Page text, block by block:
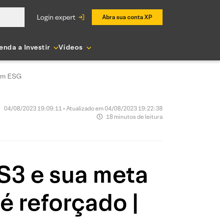
login expert Abra sua conta XP
a Investir Vídeos
ESG
04/08/2023 19:09:11 • Atualizado em 04/08/2023 19:22:38
18 minutos de leitura
e sua meta
reforçado |